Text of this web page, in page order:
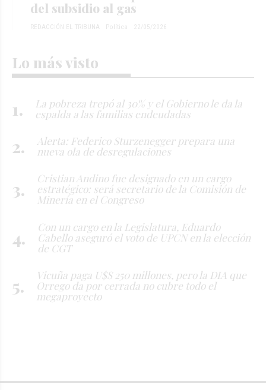
del subsidio al gas
REDACCIÓN EL TRIBUNA Política 22/05/2026
Lo más visto
La pobreza trepó al 30% y el Gobierno le da la
espalda a las familias endeudadas
Alerta: Federico Sturzenegger prepara una
nueva ola de desregulaciones
Cristian Andino fue designado en un cargo
estratégico: será secretario de la Comisión de
Minería en el Congreso
Con un cargo en la Legislatura, Eduardo
Cabello aseguró el voto de UPCN en la elección
de CGT
Vicuña paga U$S 250 millones, pero la DIA que
Orrego da por cerrada no cubre todo el
megaproyecto